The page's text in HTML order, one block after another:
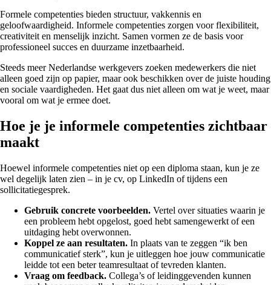
Formele competenties bieden structuur, vakkennis en
geloofwaardigheid. Informele competenties zorgen voor flexibiliteit,
creativiteit en menselijk inzicht. Samen vormen ze de basis voor
professioneel succes en duurzame inzetbaarheid.
Steeds meer Nederlandse werkgevers zoeken medewerkers die niet
alleen goed zijn op papier, maar ook beschikken over de juiste houding
en sociale vaardigheden. Het gaat dus niet alleen om wat je weet, maar
vooral om wat je ermee doet.
Hoe je je informele competenties zichtbaar
maakt
Hoewel informele competenties niet op een diploma staan, kun je ze
wel degelijk laten zien – in je cv, op LinkedIn of tijdens een
sollicitatiegesprek.
Gebruik concrete voorbeelden. Vertel over situaties waarin je
een probleem hebt opgelost, goed hebt samengewerkt of een
uitdaging hebt overwonnen.
Koppel ze aan resultaten. In plaats van te zeggen “ik ben
communicatief sterk”, kun je uitleggen hoe jouw communicatie
leidde tot een beter teamresultaat of tevreden klanten.
Vraag om feedback. Collega’s of leidinggevenden kunnen